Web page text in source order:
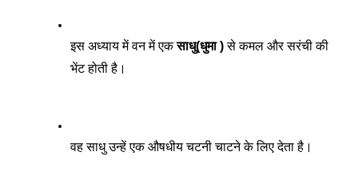
इस अध्याय में वन में एक साधु(धुमा ) से कमल और सरंची की
भेंट होती है।
वह साधु उन्हें एक औषधीय चटनी चाटने के लिए देता है।